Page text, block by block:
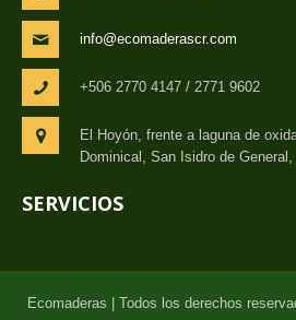
info@ecomaderascr.com
+506 2770 4147 / 2771 9602
El Hoyón, frente a laguna de
Dominical, San Isidro de
SERVICIOS
Ecomaderas | Todos los derechos